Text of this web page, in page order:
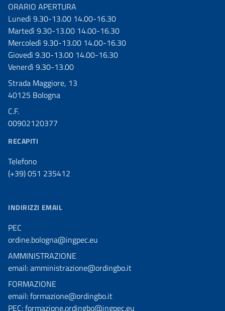
ORARIO APERTURA
Lunedì 9.30-13.00 14.00-16.30
Martedì 9.30-13.00 14.00-16.30
Mercoledì 9.30-13.00 14.00-16.30
Giovedì 9.30-13.00 14.00-16.30
Venerdì 9.30-13.00
Strada Maggiore, 13
40125 Bologna
C.F.
00902120377
RECAPITI
Telefono
(+39) 051 235412
INDIRIZZI EMAIL
PEC
ordine.bologna@ingpec.eu
AMMINISTRAZIONE
email: amministrazione@ordingbo.it
FORMAZIONE
email: formazione@ordingbo.it
PEC: formazione.ordingbo@ingpec.eu